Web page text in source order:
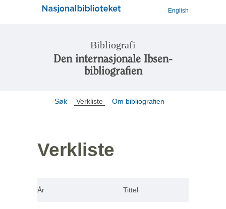
English
Bibliografi
Den internasjonale Ibsen-
bibliografien
Søk Verkliste Om bibliografien
Verkliste
År Tittel